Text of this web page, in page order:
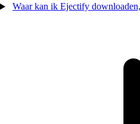
Waar kan ik Ejectify